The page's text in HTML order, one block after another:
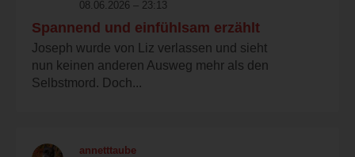
08.06.2026 – 23:13
Spannend und einfühlsam erzählt
Joseph wurde von Liz verlassen und sieht
nun keinen anderen Ausweg mehr als den
Selbstmord. Doch...
annetttaube